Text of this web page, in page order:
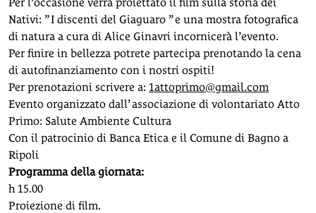
Nativi: ” I discenti del Giaguaro ” e una mostra fotografica
di natura a cura di Alice Ginavri incornicerà l’evento.
Per finire in bellezza potrete partecipa prenotando la cena
di autofinanziamento con i nostri ospiti!
Per prenotazioni scrivere a: 1attoprimo@gmail.com
Evento organizzato dall’ associazione di volontariato Atto
Primo: Salute Ambiente Cultura
Con il patrocinio di Banca Etica e il Comune di Bagno a
Ripoli
Programma della giornata:
h 15.00
Proiezione di film.